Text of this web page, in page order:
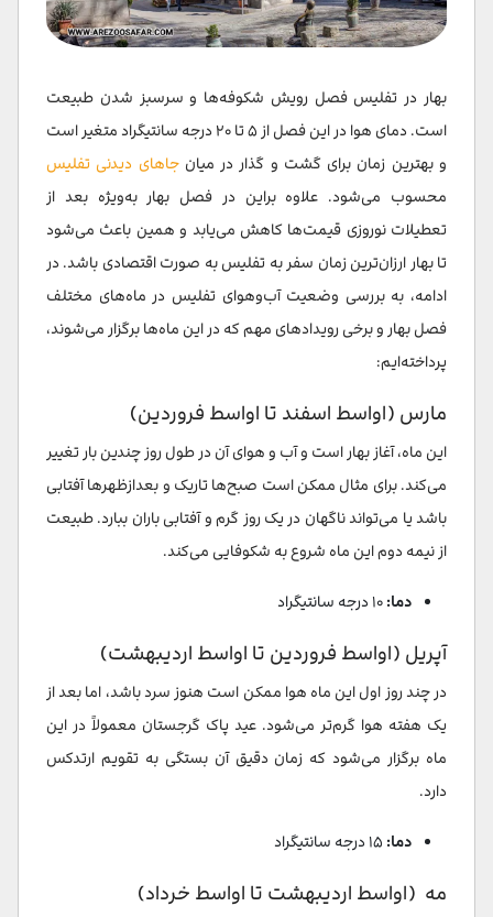
نوامبر و دسامبر (اواسط آبان تا اواسط دی)
سخن پایانی
سوالات متداول
بهار در تفلیس فصل رویش شکوفه‌ها و سرسبز شدن طبیعت
است. دمای هوا در این فصل از ۵ تا ۲۰ درجه سانتیگراد متغیر است
و بهترین زمان برای گشت و گذار در میانجاهای دیدنی تفلیس
محسوب می‌شود. علاوه براین در فصل بهار به‌ویژه بعد از
تعطیلات نوروزی قیمت‌ها کاهش می‌یابد و همین باعث می‌شود
تا بهار ارزان‌ترین زمان سفر به تفلیس به صورت اقتصادی باشد. در
ادامه، به بررسی وضعیت آب‌وهوای تفلیس در ماه‌های مختلف
فصل بهار و برخی رویدادهای مهم که در این ماه‌ها برگزار می‌شوند،
پرداخته‌ایم:
مارس (اواسط اسفند تا اواسط فروردین)
این ماه، آغاز بهار است و آب و هوای آن در طول روز چندین بار تغییر
می‌کند. برای مثال ممکن است صبح‌ها تاریک و بعدازظهرها آفتابی
باشد یا می‌تواند ناگهان در یک روز گرم و آفتابی باران ببارد. طبیعت
از نیمه دوم این ماه شروع به شکوفایی می‌کند.
دما:
آپریل (اواسط فروردین تا اواسط اردیبهشت)
در چند روز اول این ماه هوا ممکن است هنوز سرد باشد، اما بعد از
یک هفته هوا گرم‌تر می‌شود. عید پاک گرجستان معمولاً در این
ماه برگزار می‌شود که زمان دقیق آن بستگی به تقویم ارتدکس
دارد.
دما:
مه (اواسط اردیبهشت تا اواسط خرداد)